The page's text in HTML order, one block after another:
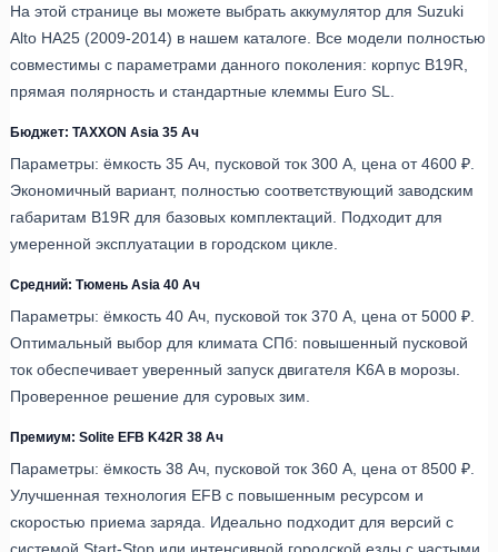
На этой странице вы можете выбрать аккумулятор для Suzuki
Alto HA25 (2009-2014) в нашем каталоге. Все модели полностью
совместимы с параметрами данного поколения: корпус B19R,
прямая полярность и стандартные клеммы Euro SL.
Бюджет: TAXXON Asia 35 Ач
Параметры: ёмкость 35 Ач, пусковой ток 300 А, цена от 4600 ₽.
Экономичный вариант, полностью соответствующий заводским
габаритам B19R для базовых комплектаций. Подходит для
умеренной эксплуатации в городском цикле.
Средний: Тюмень Asia 40 Ач
Параметры: ёмкость 40 Ач, пусковой ток 370 А, цена от 5000 ₽.
Оптимальный выбор для климата СПб: повышенный пусковой
ток обеспечивает уверенный запуск двигателя K6A в морозы.
Проверенное решение для суровых зим.
Премиум: Solite EFB K42R 38 Ач
Параметры: ёмкость 38 Ач, пусковой ток 360 А, цена от 8500 ₽.
Улучшенная технология EFB с повышенным ресурсом и
скоростью приема заряда. Идеально подходит для версий с